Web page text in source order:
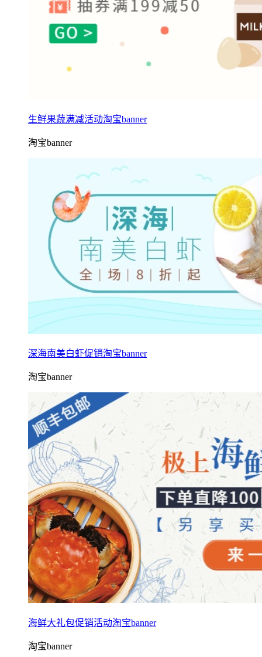
生鲜果蔬满减活动淘宝banner
淘宝banner
深海南美白虾促销淘宝banner
淘宝banner
海鲜大礼包促销活动淘宝banner
淘宝banner